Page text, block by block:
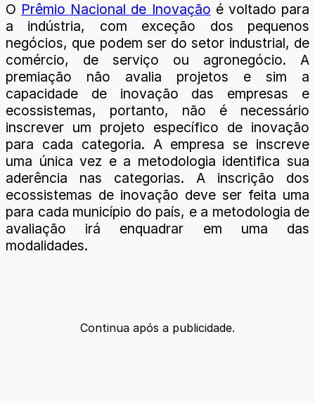
O Prêmio Nacional de Inovação é voltado para
a indústria, com exceção dos pequenos
negócios, que podem ser do setor industrial, de
comércio, de serviço ou agronegócio. A
premiação não avalia projetos e sim a
capacidade de inovação das empresas e
ecossistemas, portanto, não é necessário
inscrever um projeto específico de inovação
para cada categoria. A empresa se inscreve
uma única vez e a metodologia identifica sua
aderência nas categorias. A inscrição dos
ecossistemas de inovação deve ser feita uma
para cada município do país, e a metodologia de
avaliação irá enquadrar em uma das
modalidades.
Continua após a publicidade.